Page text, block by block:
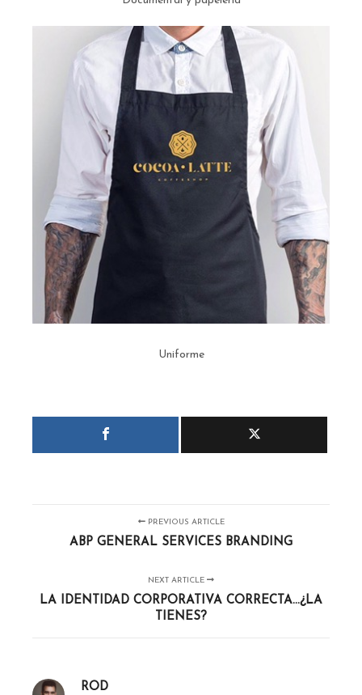
Uniforme
PREVIOUS ARTICLE
ABP GENERAL SERVICES BRANDING
NEXT ARTICLE
LA IDENTIDAD CORPORATIVA CORRECTA...¿LA
TIENES?
ROD